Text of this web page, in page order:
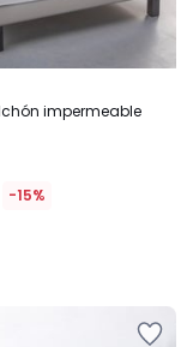
impermeable
-15%